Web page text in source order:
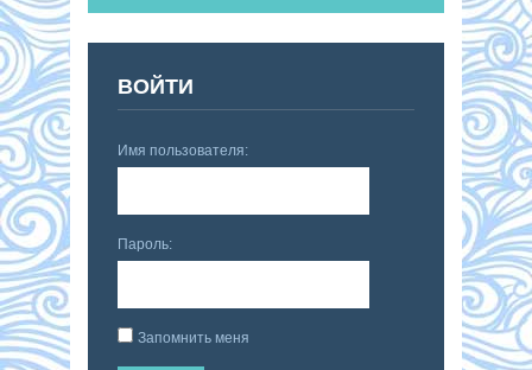
ВОЙТИ
Имя пользователя:
Пароль:
Запомнить меня